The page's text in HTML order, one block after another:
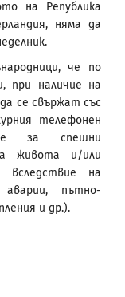
на Република
няма да
че по
при наличие на
се свържат със
телефонен
за спешни
за живота и/или
вследствие на
аварии, пътно-
и др.).